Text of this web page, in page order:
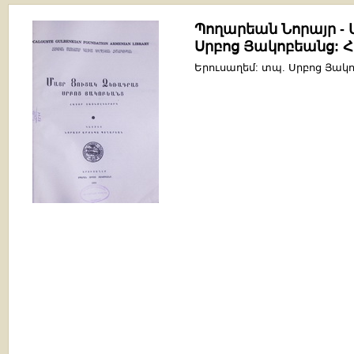
Պողարեան Նորայր -
Սրբոց Յակոբեանց:
Երուսաղեմ: տպ. Սրբոց